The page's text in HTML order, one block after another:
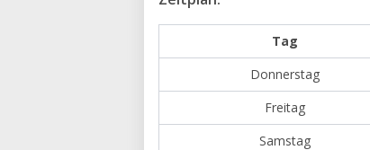
Tag
Donnerstag
Freitag
Samstag